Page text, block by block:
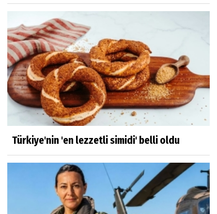
Türkiye'nin 'en lezzetli simidi' belli oldu